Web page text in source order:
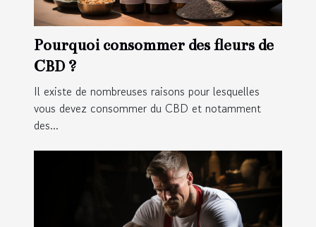
Pourquoi consommer des fleurs de
CBD ?
Il existe de nombreuses raisons pour lesquelles
vous devez consommer du CBD et notamment
des...